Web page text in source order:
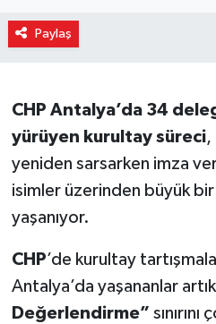
Paylaş
CHP Antalya’da 34
yürüyen kurultay süreci,
yeniden sarsarken imza
isimler üzerinden büyük
yaşanıyor.
CHP’de kurultay
Antalya’da yaşananlar artık
Değerlendirme”